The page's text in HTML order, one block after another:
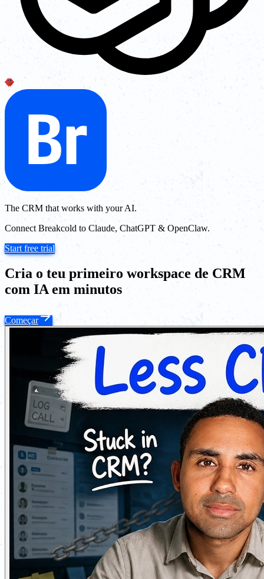
The CRM that works with your AI.
Connect Breakcold to Claude, ChatGPT & OpenClaw.
Start free trial
Cria o teu primeiro workspace de CRM
com IA em minutos
Começar